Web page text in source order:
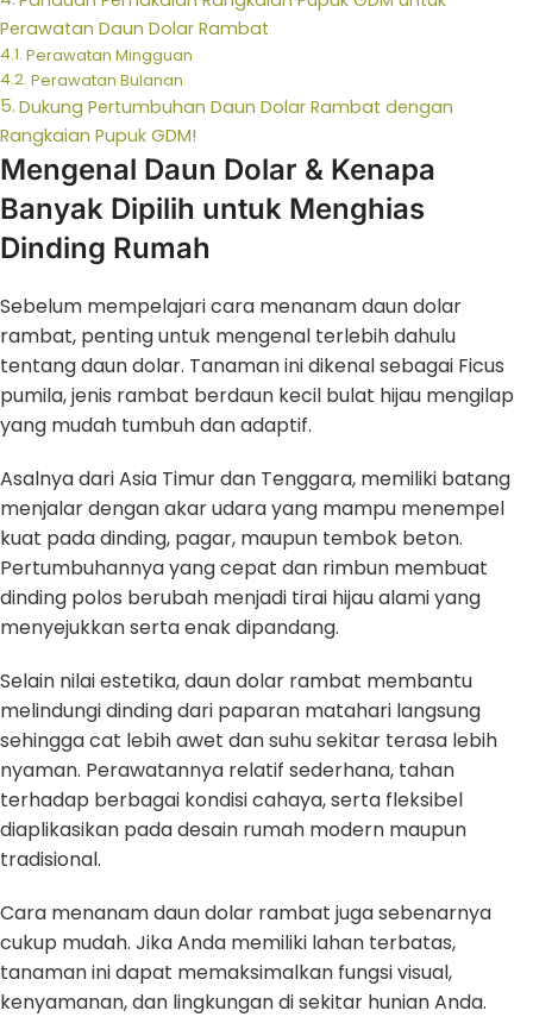
Perawatan Daun Dolar Rambat
Perawatan Mingguan
Perawatan Bulanan
Dukung Pertumbuhan Daun Dolar Rambat dengan
Rangkaian Pupuk GDM!
Mengenal Daun Dolar & Kenapa
Banyak Dipilih untuk Menghias
Dinding Rumah
Sebelum mempelajari cara menanam daun dolar
rambat, penting untuk mengenal terlebih dahulu
tentang daun dolar. Tanaman ini dikenal sebagai Ficus
pumila, jenis rambat berdaun kecil bulat hijau mengilap
yang mudah tumbuh dan adaptif.
Asalnya dari Asia Timur dan Tenggara, memiliki batang
menjalar dengan akar udara yang mampu menempel
kuat pada dinding, pagar, maupun tembok beton.
Pertumbuhannya yang cepat dan rimbun membuat
dinding polos berubah menjadi tirai hijau alami yang
menyejukkan serta enak dipandang.
Selain nilai estetika, daun dolar rambat membantu
melindungi dinding dari paparan matahari langsung
sehingga cat lebih awet dan suhu sekitar terasa lebih
nyaman. Perawatannya relatif sederhana, tahan
terhadap berbagai kondisi cahaya, serta fleksibel
diaplikasikan pada desain rumah modern maupun
tradisional.
Cara menanam daun dolar rambat juga sebenarnya
cukup mudah. Jika Anda memiliki lahan terbatas,
tanaman ini dapat memaksimalkan fungsi visual,
kenyamanan, dan lingkungan di sekitar hunian Anda.